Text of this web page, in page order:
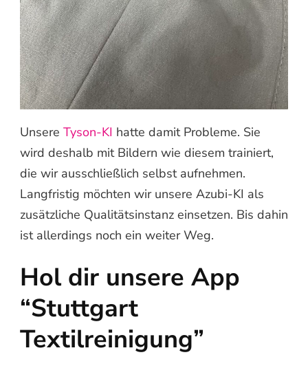
Unsere Tyson-KI hatte damit Probleme. Sie
wird deshalb mit Bildern wie diesem trainiert,
die wir ausschließlich selbst aufnehmen.
Langfristig möchten wir unsere Azubi-KI als
zusätzliche Qualitätsinstanz einsetzen. Bis dahin
ist allerdings noch ein weiter Weg.
Hol dir unsere App
“Stuttgart
Textilreinigung”